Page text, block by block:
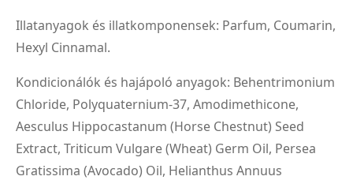
Illatanyagok és illatkomponensek: Parfum, Coumarin,
Hexyl Cinnamal.
Kondicionálók és hajápoló anyagok: Behentrimonium
Chloride, Polyquaternium-37, Amodimethicone,
Aesculus Hippocastanum (Horse Chestnut) Seed
Extract, Triticum Vulgare (Wheat) Germ Oil, Persea
Gratissima (Avocado) Oil, Helianthus Annuus